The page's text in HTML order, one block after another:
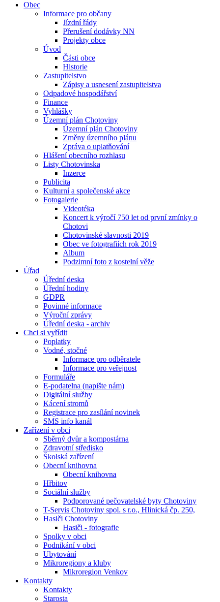
Obec
Informace pro občany
Jízdní řády
Přerušení dodávky NN
Projekty obce
Úvod
Části obce
Historie
Zastupitelstvo
Zápisy a usnesení zastupitelstva
Odpadové hospodářství
Finance
Vyhlášky
Územní plán Chotoviny
Územní plán Chotoviny
Změny územního plánu
Zpráva o uplatňování
Hlášení obecního rozhlasu
Listy Chotovinska
Inzerce
Publicita
Kulturní a společenské akce
Fotogalerie
Videotéka
Koncert k výročí 750 let od první zmínky o
Chotovi
Chotovinské slavnosti 2019
Obec ve fotografiích rok 2019
Album
Podzimní foto z kostelní věže
Úřad
Úřední deska
Úřední hodiny
GDPR
Povinné informace
Výroční zprávy
Úřední deska - archiv
Chci si vyřídit
Poplatky
Vodné, stočné
Informace pro odběratele
Informace pro veřejnost
Formuláře
E-podatelna (napište nám)
Digitální služby
Kácení stromů
Registrace pro zasílání novinek
SMS info kanál
Zařízení v obci
Sběrný dvůr a kompostárna
Zdravotní středisko
Školská zařízení
Obecní knihovna
Obecní knihovna
Hřbitov
Sociální služby
Podporované pečovatelské byty Chotoviny
T-Servis Chotoviny spol. s r.o., Hlinická čp. 250,
Hasiči Chotoviny
Hasiči - fotografie
Spolky v obci
Podnikání v obci
Ubytování
Mikroregiony a kluby
Mikroregion Venkov
Kontakty
Kontakty
Starosta